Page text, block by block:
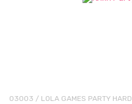
03003 / LOLA GAMES PARTY HARD